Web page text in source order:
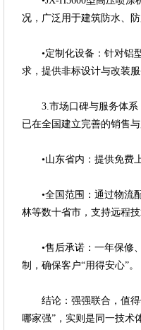
况，广泛用于建筑防水、
•定制化设备：针对铝型
求，提供非标设计与改装服
3.市场口碑与服务体系
已在全国建立完善的销售与
•山东省内：提供免费上
•全国范围：通过物流配
林等数十省市，支持远程
•售后承诺：一年保修、
制，确保客户“用得安心”。
结论：强强联合，值得
哪家强”，实则是同一技